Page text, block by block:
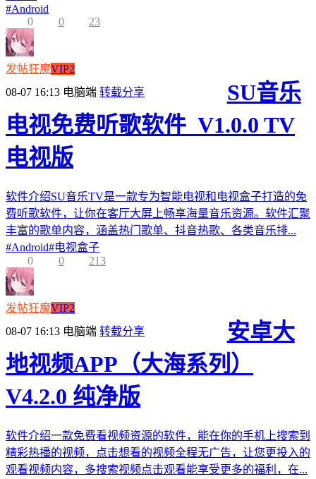
#Android
0
0 23
发帖狂魔VIP2
08-07 16:13 电脑端 转载分享
SU音乐
电视免费听歌软件_V1.0.0 TV
电视版
软件介绍SU音乐TV是一款专为智能电视和电视盒子打造的免
费听歌软件，让你在客厅大屏上畅享海量音乐资源。软件汇聚
丰富的歌单内容，涵盖热门歌单、抖音热歌、各类音乐排...
#Android#电视盒子
0
0 213
发帖狂魔VIP2
08-07 16:13 电脑端 转载分享
安卓大
地视频APP（大海系列）
V4.2.0 纯净版
软件介绍一款免费看视频资源的软件，能在你的手机上搜索到
精彩热播的视频，点击想看的视频全程无广告，让您更投入的
观看视频内容，多搜索视频点击观看能享受更多的福利，在...